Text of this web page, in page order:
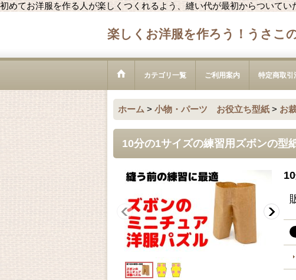
初めてお洋服を作る人が楽しくつくれるよう、縫い代が最初からついて
楽しくお洋服を作ろう！うさこ
カテゴリ一覧 ご利用案内 特定商取引
ホーム > 小物・パーツ お役立ち型紙 > お
10分の1サイズの練習用ズボンの型